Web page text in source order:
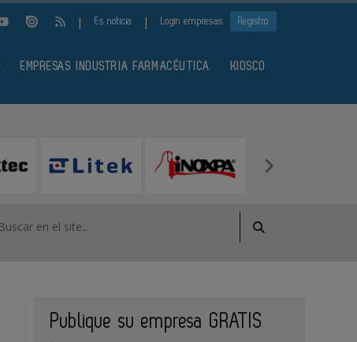
| Es noticia | Login empresas Registro
EMPRESAS INDUSTRIA FARMACÉUTICA KIOSCO
Publique su empresa GRATIS